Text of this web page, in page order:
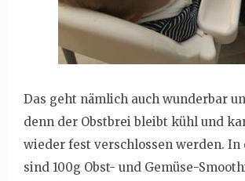
Das geht nämlich auch wunderbar
denn der Obstbrei bleibt kühl und
wieder fest verschlossen werden. In
sind 100g Obst- und Gemüse-